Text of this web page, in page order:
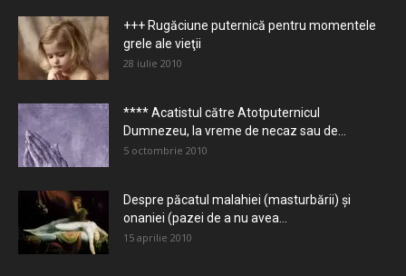
+++ Rugăciune puternică pentru momentele
grele ale vieţii
28 iulie 2010
**** Acatistul către Atotputernicul
Dumnezeu, la vreme de necaz sau de...
5 octombrie 2010
Despre păcatul malahiei (masturbării) şi
onaniei (pazei de a nu avea...
15 aprilie 2010